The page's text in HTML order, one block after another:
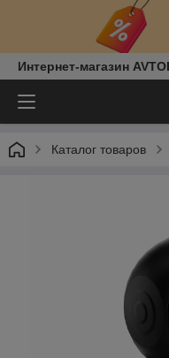
Интернет-магазин
Каталог товаров